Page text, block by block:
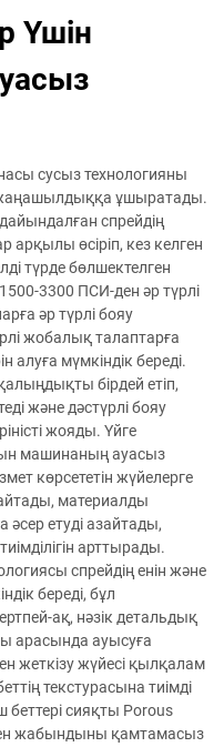
Үшін
сусыз технологияны
ұшыратады.
спрейдің
өсіріп, кез келген
түрде бөлшектелген
3300 ПСИ-ден әр түрлі
әр түрлі бояу
жобалық талаптарға
алуға мүмкіндік береді.
бірдей етіп,
және дәстүрлі бояу
жояды. Үйге
машинаның ауасыз
көрсететін жүйелерге
материалды
әсер етуді азайтады,
арттырады.
спрейдің енін және
береді, бұл
ақ, нәзік детальдық
арасында ауысуға
жеткізу жүйесі қылқалам
текстурасына тиімді
беттері сияқты Porous
жабындыны қамтамасыз